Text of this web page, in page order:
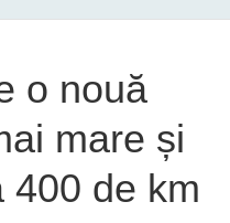
o nouă
mare și
400 de km